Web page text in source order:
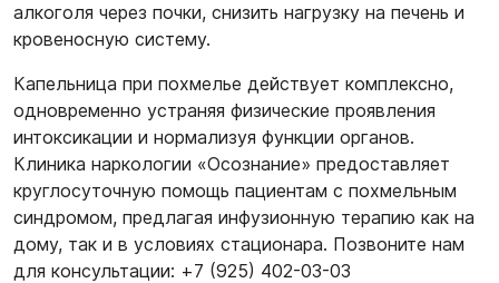
алкоголя через почки, снизить нагрузку на печень и
кровеносную систему.
Капельница при похмелье действует комплексно,
одновременно устраняя физические проявления
интоксикации и нормализуя функции органов.
Клиника наркологии «Осознание» предоставляет
круглосуточную помощь пациентам с похмельным
синдромом, предлагая инфузионную терапию как на
дому, так и в условиях стационара. Позвоните нам
для консультации: +7 (925) 402-03-03